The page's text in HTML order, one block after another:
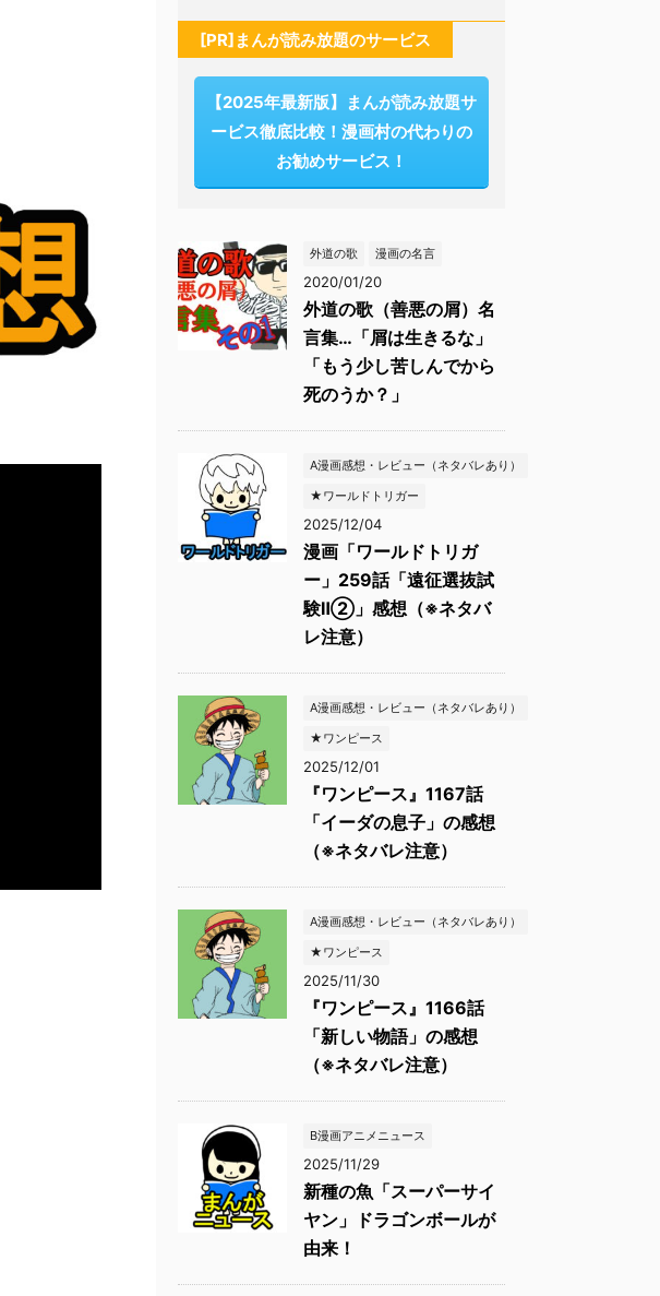
[PR]まんが読み放題のサービス
【2025年最新版】まんが読み放題サ
ービス徹底比較！漫画村の代わりの
お勧めサービス！
外道の歌 漫画の名言
2020/01/20
外道の歌（善悪の屑）名
言集…「屑は生きるな」
「もう少し苦しんでから
死のうか？」
A漫画感想・レビュー（ネタバレあり）
★ワールドトリガー
2025/12/04
漫画「ワールドトリガ
ー」259話「遠征選抜試
験Ⅱ②」感想（※ネタバ
レ注意）
A漫画感想・レビュー（ネタバレあり）
★ワンピース
2025/12/01
『ワンピース』1167話
「イーダの息子」の感想
（※ネタバレ注意）
A漫画感想・レビュー（ネタバレあり）
★ワンピース
2025/11/30
『ワンピース』1166話
「新しい物語」の感想
（※ネタバレ注意）
B漫画アニメニュース
2025/11/29
新種の魚「スーパーサイ
ヤン」ドラゴンボールが
由来！